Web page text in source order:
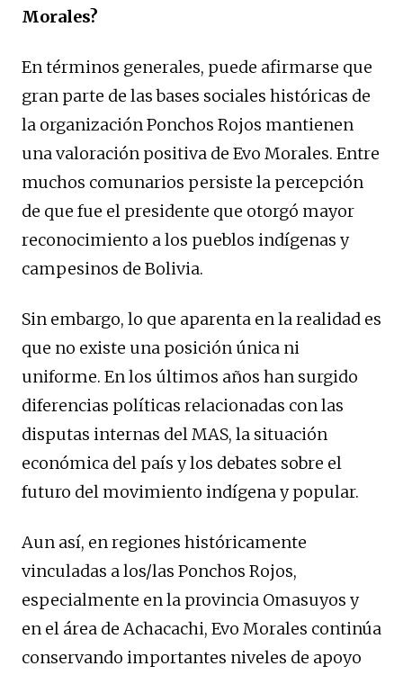
Morales?
En términos generales, puede afirmarse que
gran parte de las bases sociales históricas de
la organización Ponchos Rojos mantienen
una valoración positiva de Evo Morales. Entre
muchos comunarios persiste la percepción
de que fue el presidente que otorgó mayor
reconocimiento a los pueblos indígenas y
campesinos de Bolivia.
Sin embargo, lo que aparenta en la realidad es
que no existe una posición única ni
uniforme. En los últimos años han surgido
diferencias políticas relacionadas con las
disputas internas del MAS, la situación
económica del país y los debates sobre el
futuro del movimiento indígena y popular.
Aun así, en regiones históricamente
vinculadas a los/las Ponchos Rojos,
especialmente en la provincia Omasuyos y
en el área de Achacachi, Evo Morales continúa
conservando importantes niveles de apoyo